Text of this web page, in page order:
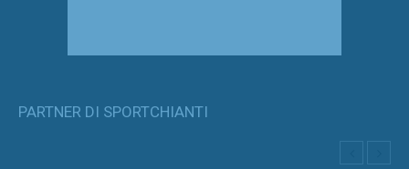
PARTNER DI SPORTCHIANTI